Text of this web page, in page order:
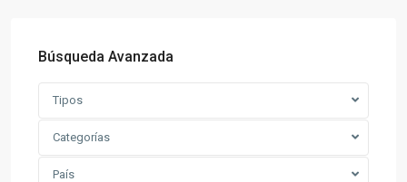
Búsqueda Avanzada
Tipos
Categorías
País